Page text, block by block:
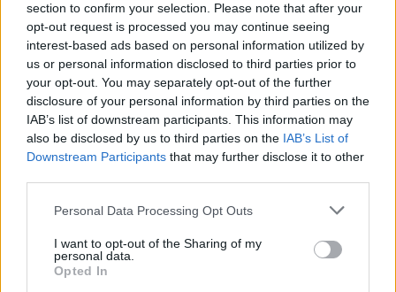
section to confirm your selection. Please note that after your
opt-out request is processed you may continue seeing
interest-based ads based on personal information utilized by
us or personal information disclosed to third parties prior to
your opt-out. You may separately opt-out of the further
disclosure of your personal information by third parties on the
IAB’s list of downstream participants. This information may
also be disclosed by us to third parties on the IAB’s List of
Downstream Participants that may further disclose it to other
Personal Data Processing Opt Outs
I want to opt-out of the Sharing of my
personal data.
Opted In
Euroviisuissa äskettäin valittu Käärijän Cha
Cha Cha
Info
Tietosuojalauseke
Mediatiedot
RSS-ohje
Yhteistyössä
Jocka
Päivän Lehti